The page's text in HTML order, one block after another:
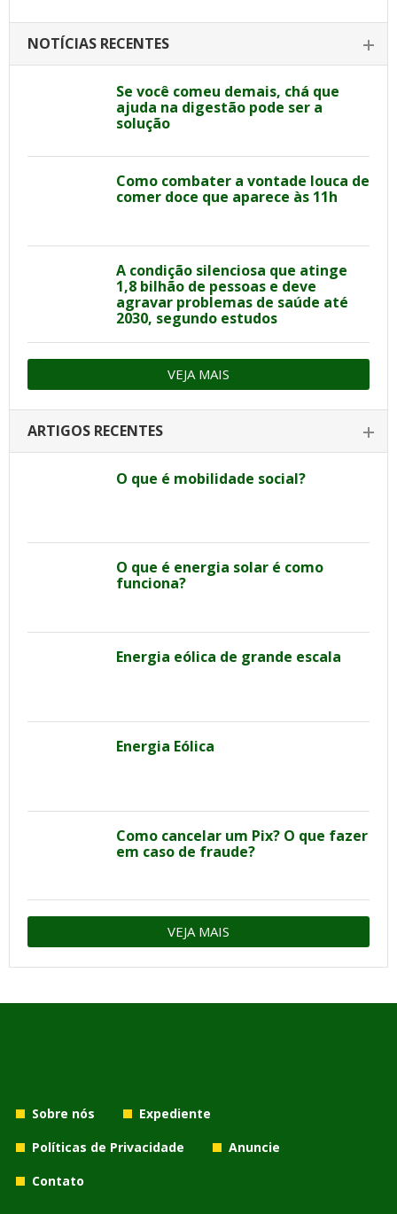
NOTÍCIAS RECENTES
Se você comeu demais, chá que
ajuda na digestão pode ser a
solução
Como combater a vontade louca de
comer doce que aparece às 11h
A condição silenciosa que atinge
1,8 bilhão de pessoas e deve
agravar problemas de saúde até
2030, segundo estudos
VEJA MAIS
ARTIGOS RECENTES
O que é mobilidade social?
O que é energia solar é como
funciona?
Energia eólica de grande escala
Energia Eólica
Como cancelar um Pix? O que fazer
em caso de fraude?
VEJA MAIS
Sobre nós
Expediente
Políticas de Privacidade
Anuncie
Contato